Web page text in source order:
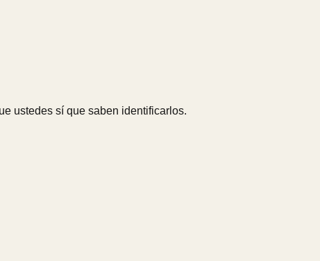
ustedes sí que saben identificarlos.